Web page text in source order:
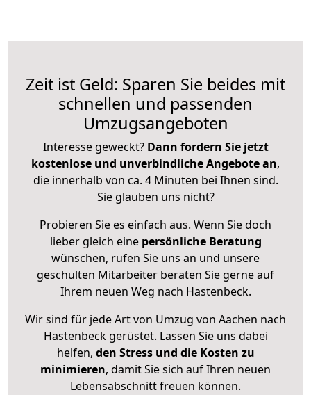
Zeit ist Geld: Sparen Sie beides mit
schnellen und passenden
Umzugsangeboten
Interesse geweckt? Dann fordern Sie jetzt
kostenlose und unverbindliche Angebote an,
die innerhalb von ca. 4 Minuten bei Ihnen sind.
Sie glauben uns nicht?
Probieren Sie es einfach aus. Wenn Sie doch
lieber gleich eine persönliche Beratung
wünschen, rufen Sie uns an und unsere
geschulten Mitarbeiter beraten Sie gerne auf
Ihrem neuen Weg nach Hastenbeck.
Wir sind für jede Art von Umzug von Aachen nach
Hastenbeck gerüstet. Lassen Sie uns dabei
helfen, den Stress und die Kosten zu
minimieren, damit Sie sich auf Ihren neuen
Lebensabschnitt freuen können.